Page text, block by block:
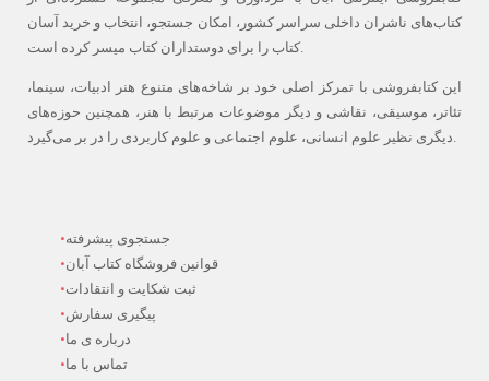
کتاب‌های ناشران داخلی سراسر کشور، امکان جستجو، انتخاب و خرید آسان
این کتابفروشی با تمرکز اصلی خود بر شاخه‌های متنوع هنر ادبیات، سینما،
تئاتر، موسیقی، نقاشی و دیگر موضوعات مرتبط با هنر، همچنین حوزه‌های
جستجوی پیشرفته
قوانین فروشگاه کتاب آبان
ثبت شکایت و انتقادات
پیگیری سفارش
درباره ی ما
تماس با ما